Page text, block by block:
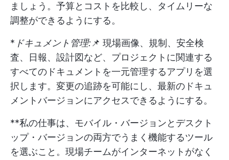
ましょう。予算とコストを比較し、タイムリーな
調整ができるようにする。
* ドキュメント管理: 📌 現場画像、規制、安全検
査、日報、設計図など、プロジェクトに関連する
すべてのドキュメントを一元管理するアプリを選
択します。変更の追跡を可能にし、最新のドキュ
メントバージョンにアクセスできるようにする。
**私の仕事は、モバイル・バージョンとデスクト
ップ・バージョンの両方でうまく機能するツール
を選ぶこと。現場チームがインターネットがなく